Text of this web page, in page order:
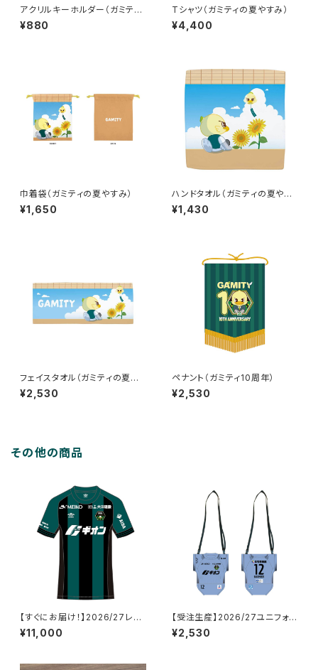
アクリルキーホルダー（ガミティ
の夏やすみ）
¥880
Tシャツ（ガミティの夏やすみ）
¥4,400
巾着袋（ガミティの夏やすみ）
¥1,650
ハンドタオル（ガミティの夏やす
み）
¥1,430
フェイスタオル（ガミティの夏や
すみ）
¥2,530
ペナント（ガミティ10周年）
¥2,530
その他の商品
【すぐにお届け！】2026/27レプ
リカユニフォーム_FP/1st_#12
SAGAMISTA
¥11,000
【受注生産】2026/27ユニフォー
ム型ペットボトルホルダー_GK/2
nd
¥2,530